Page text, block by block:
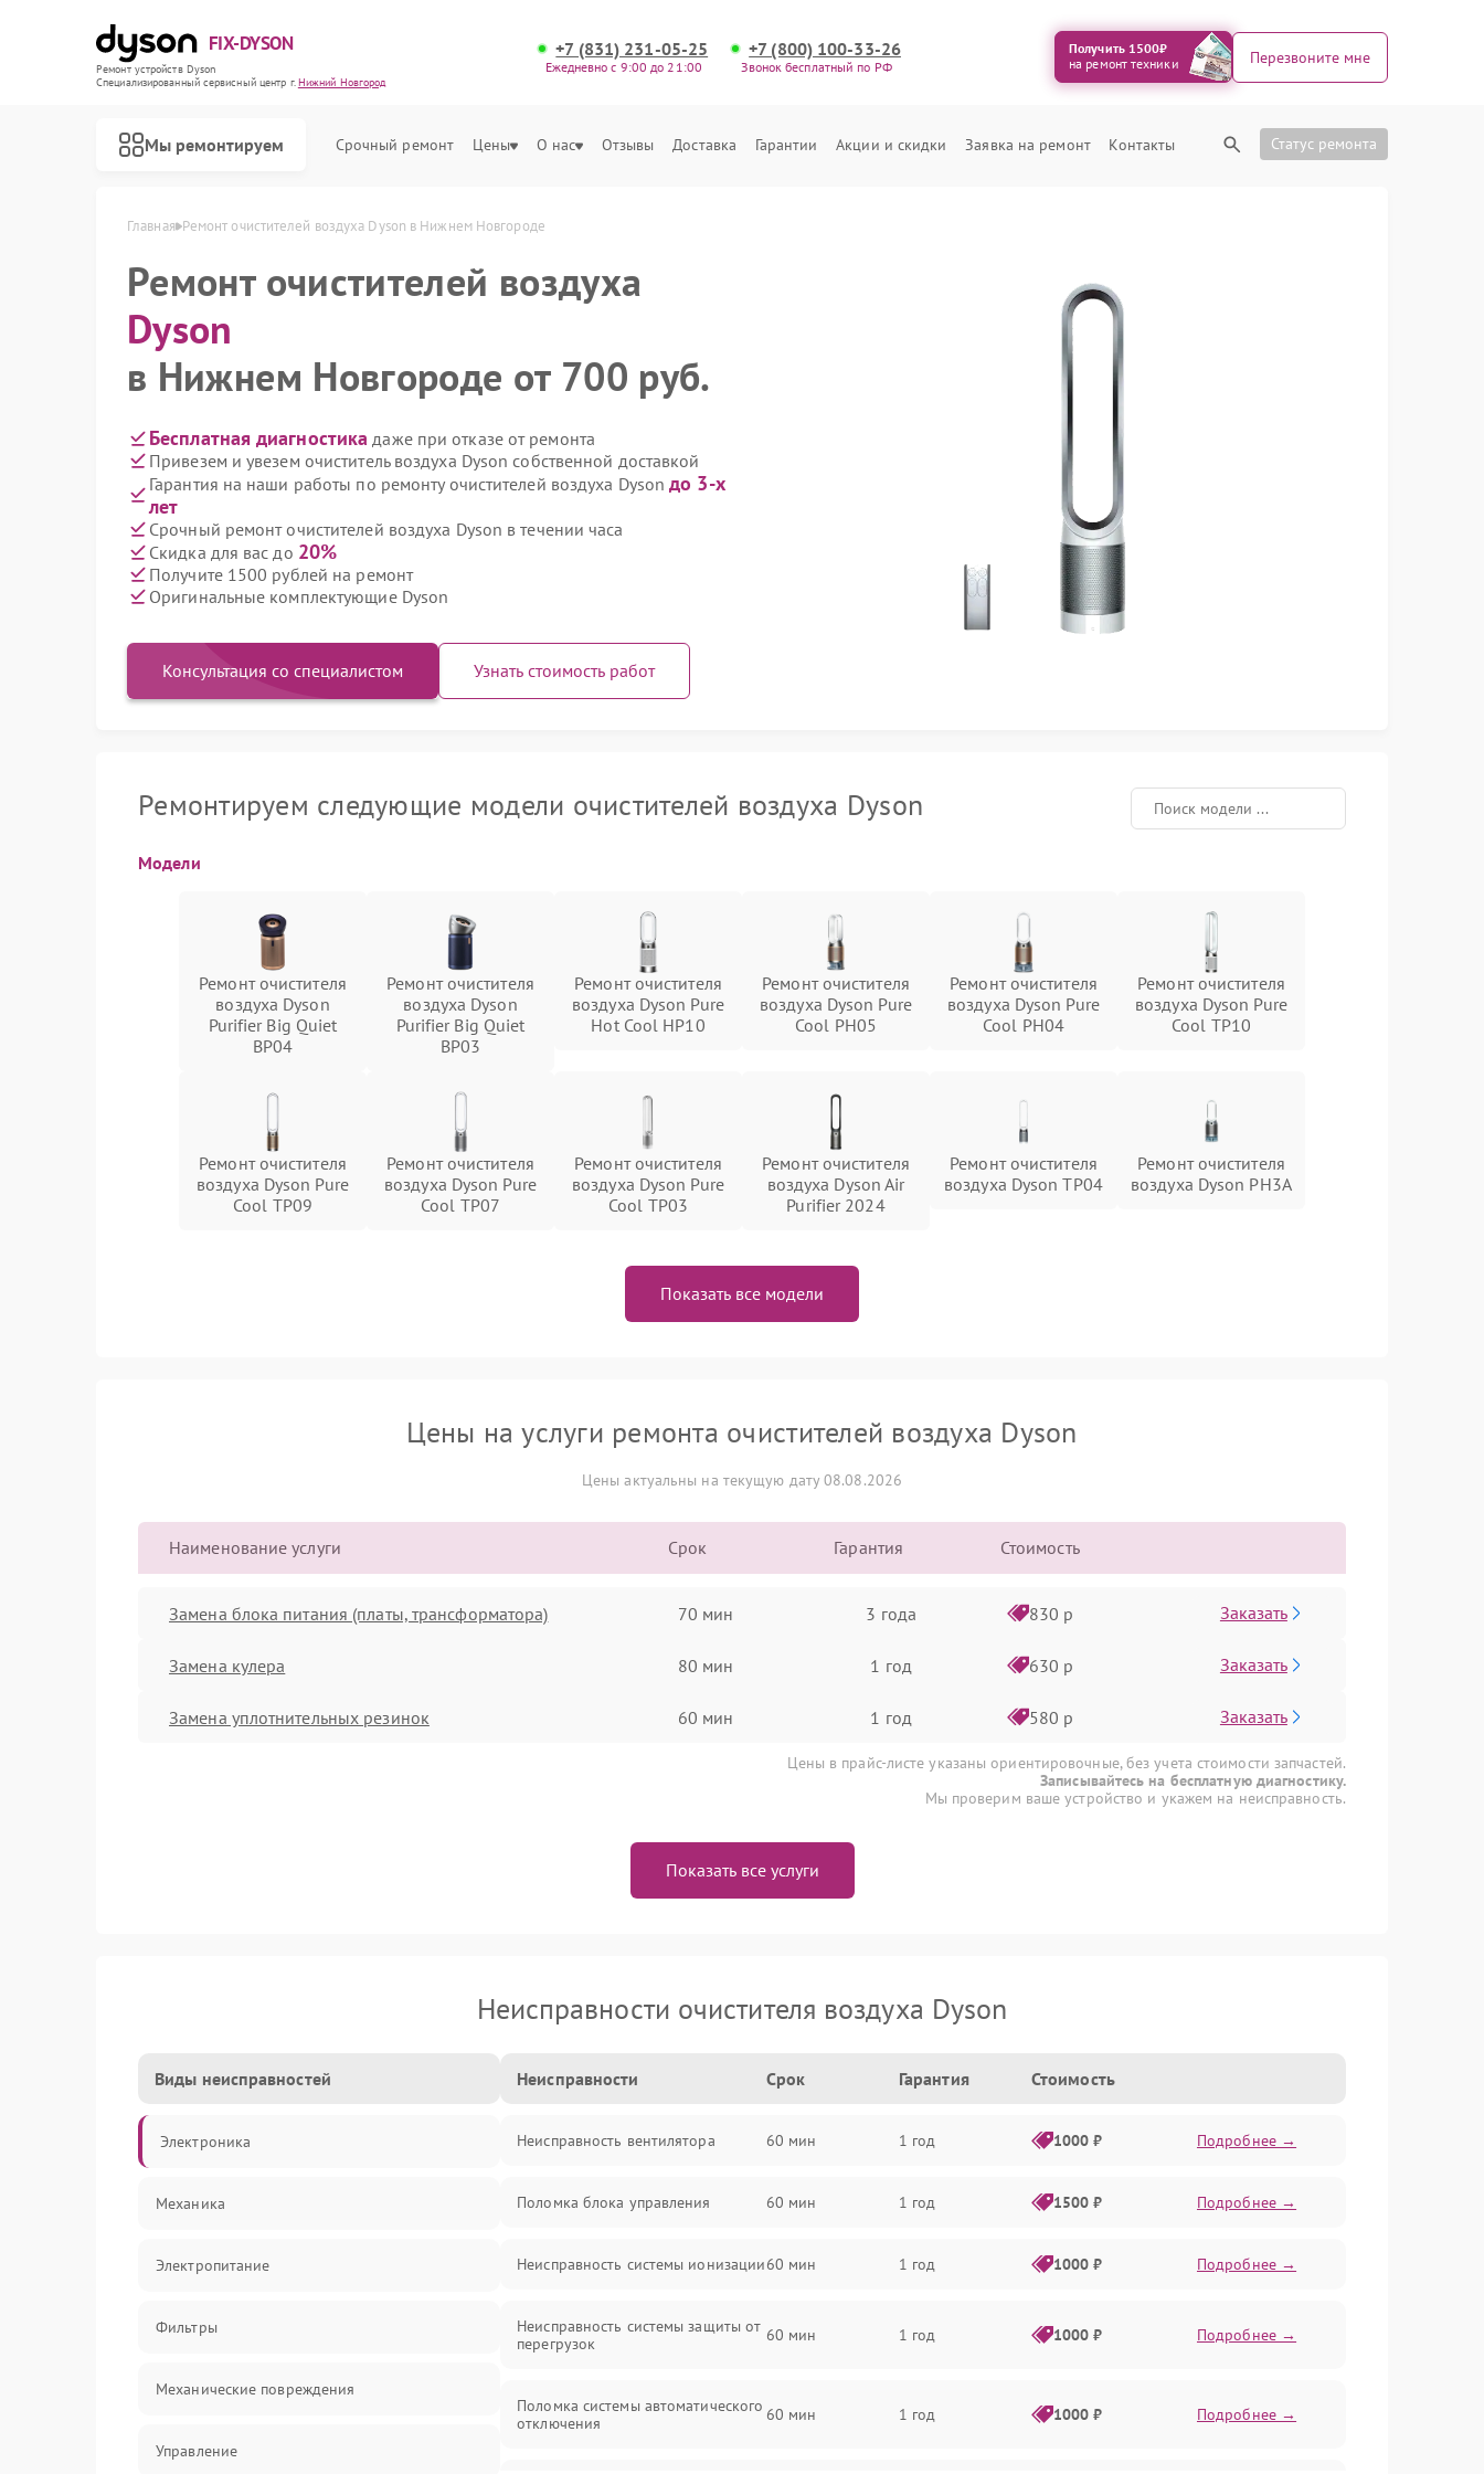
FIX-DYSON
Ремонт устройств Dyson
Специализированный cервисный центр г.Нижний Новгород
+7 (831) 231-05-25
Ежедневно с 9:00 до 21:00
+7 (800) 100-33-26
Звонок бесплатный по РФ
Получить 1500₽
на ремонт техники
Перезвоните мне
Мы ремонтируем Срочный ремонт Цены О нас Отзывы Доставка Гарантии Акции и скидки Заявка на ремонт Контакты Статус ремонта
Главная Ремонт очистителей воздуха Dyson в Нижнем Новгороде
Ремонт очистителей воздуха
Dyson
в Нижнем Новгороде от 700 руб.
Бесплатная диагностика даже при отказе от ремонта
Привезем и увезем очиститель воздуха Dyson собственной доставкой
Гарантия на наши работы по ремонту очистителей воздуха Dysonдо 3-х
лет
Срочный ремонт очистителей воздуха Dyson в течении часа
Скидка для вас до 20%
Получите 1500 рублей на ремонт
Оригинальные комплектующие Dyson
Консультация со специалистом Узнать стоимость работ
Ремонтируем следующие модели очистителей воздуха Dyson
Модели
Ремонт очистителя
воздуха Dyson
Purifier Big Quiet
BP04
Ремонт очистителя
воздуха Dyson
Purifier Big Quiet
BP03
Ремонт очистителя
воздуха Dyson Pure
Hot Cool HP10
Ремонт очистителя
воздуха Dyson Pure
Cool PH05
Ремонт очистителя
воздуха Dyson Pure
Cool PH04
Ремонт очистителя
воздуха Dyson Pure
Cool TP10
Ремонт очистителя
воздуха Dyson Pure
Cool TP09
Ремонт очистителя
воздуха Dyson Pure
Cool TP07
Ремонт очистителя
воздуха Dyson Pure
Cool TP03
Ремонт очистителя
воздуха Dyson Air
Purifier 2024
Ремонт очистителя
воздуха Dyson TP04
Ремонт очистителя
воздуха Dyson PH3A
Показать все модели
Цены на услуги ремонта очистителей воздуха Dyson
Цены актуальны на текущую дату 08.08.2026
Наименование услуги Срок Гарантия Стоимость
Замена блока питания (платы, трансформатора) 70 мин 3 года 830 р Заказать
Замена кулера 80 мин 1 год 630 р Заказать
Замена уплотнительных резинок 60 мин 1 год 580 р Заказать
Цены в прайс-листе указаны ориентировочные, без учета стоимости запчастей.
Записывайтесь на бесплатную диагностику.
Мы проверим ваше устройство и укажем на неисправность.
Показать все услуги
Неисправности очистителя воздуха Dyson
Виды неисправностей
Электроника
Механика
Электропитание
Фильтры
Механические повреждения
Управление
Неисправности Срок Гарантия Стоимость
Неисправность вентилятора 60 мин 1 год 1000 ₽ Подробнее →
Поломка блока управления 60 мин 1 год 1500 ₽ Подробнее →
Неисправность системы ионизации60 мин 1 год 1000 ₽ Подробнее →
Неисправность системы защиты от
перегрузок
60 мин 1 год 1000 ₽ Подробнее →
Поломка системы автоматического
отключения
60 мин 1 год 1000 ₽ Подробнее →